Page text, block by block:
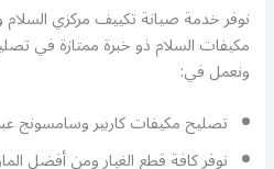
نوفر خدمة صيانة تكييف مركزي
مكيفات السلام ذو خبرة ممتازة في
ونعمل في:
تصليح مكيفات كاربير وسامسونج
نوفر كافة قطع الغيار ومن أفضل